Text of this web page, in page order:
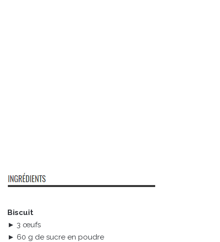
Biscuit
► 3 œufs
► 60 g de sucre en poudre